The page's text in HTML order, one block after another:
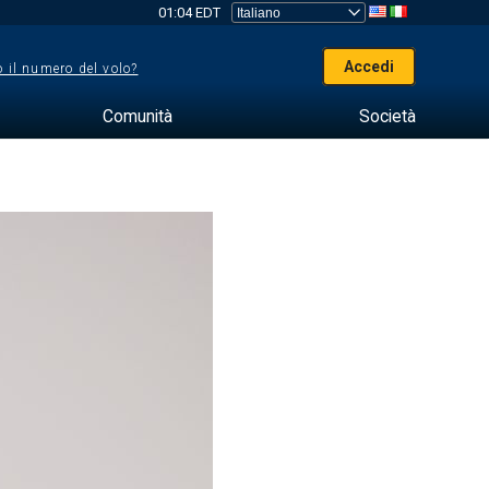
01:04 EDT
il numero del volo? Accedi
Comunità Società